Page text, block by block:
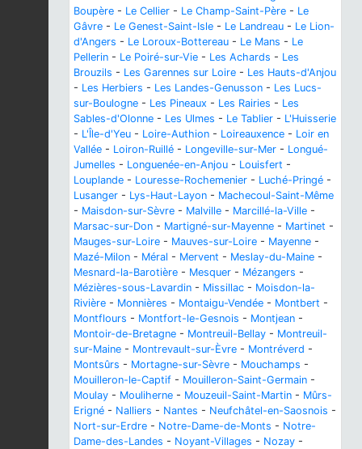
Boupère - Le Cellier - Le Champ-Saint-Père - Le
Gâvre - Le Genest-Saint-Isle - Le Landreau - Le Lion-
d'Angers - Le Loroux-Bottereau - Le Mans - Le
Pellerin - Le Poiré-sur-Vie - Les Achards - Les
Brouzils - Les Garennes sur Loire - Les Hauts-d'Anjou
- Les Herbiers - Les Landes-Genusson - Les Lucs-
sur-Boulogne - Les Pineaux - Les Rairies - Les
Sables-d'Olonne - Les Ulmes - Le Tablier - L'Huisserie
- L'Île-d'Yeu - Loire-Authion - Loireauxence - Loir en
Vallée - Loiron-Ruillé - Longeville-sur-Mer - Longué-
Jumelles - Longuenée-en-Anjou - Louisfert -
Louplande - Louresse-Rochemenier - Luché-Pringé -
Lusanger - Lys-Haut-Layon - Machecoul-Saint-Même
- Maisdon-sur-Sèvre - Malville - Marcillé-la-Ville -
Marsac-sur-Don - Martigné-sur-Mayenne - Martinet -
Mauges-sur-Loire - Mauves-sur-Loire - Mayenne -
Mazé-Milon - Méral - Mervent - Meslay-du-Maine -
Mesnard-la-Barotière - Mesquer - Mézangers -
Mézières-sous-Lavardin - Missillac - Moisdon-la-
Rivière - Monnières - Montaigu-Vendée - Montbert -
Montflours - Montfort-le-Gesnois - Montjean -
Montoir-de-Bretagne - Montreuil-Bellay - Montreuil-
sur-Maine - Montrevault-sur-Èvre - Montréverd -
Montsûrs - Mortagne-sur-Sèvre - Mouchamps -
Mouilleron-le-Captif - Mouilleron-Saint-Germain -
Moulay - Mouliherne - Mouzeuil-Saint-Martin - Mûrs-
Erigné - Nalliers - Nantes - Neufchâtel-en-Saosnois -
Nort-sur-Erdre - Notre-Dame-de-Monts - Notre-
Dame-des-Landes - Noyant-Villages - Nozay -